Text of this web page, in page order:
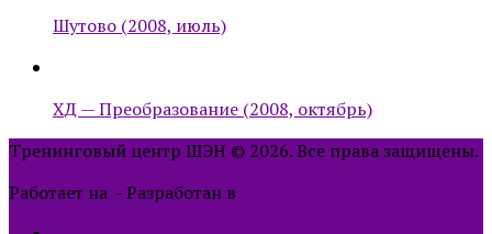
Шутово (2008, июль)
ХД — Преобразование (2008, октябрь)
Тренинговый центр ШЭН © 2026. Все права защищены.
Работает на - Разработан в